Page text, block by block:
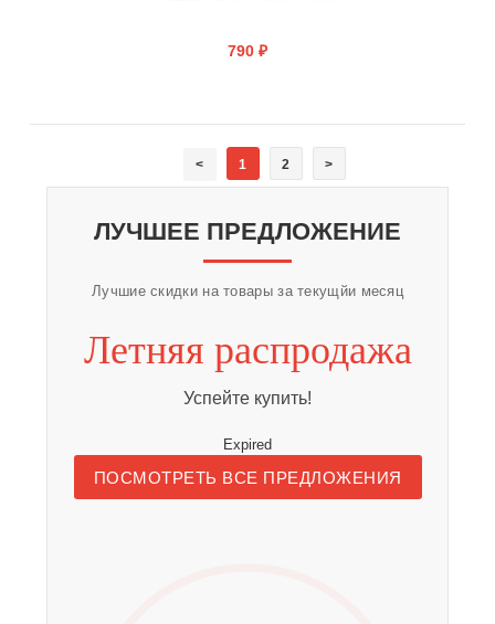
790 ₽
< 1 2 >
ЛУЧШЕЕ ПРЕДЛОЖЕНИЕ
Лучшие скидки на товары за текущйи месяц
Летняя распродажа
Успейте купить!
Expired
ПОСМОТРЕТЬ ВСЕ ПРЕДЛОЖЕНИЯ